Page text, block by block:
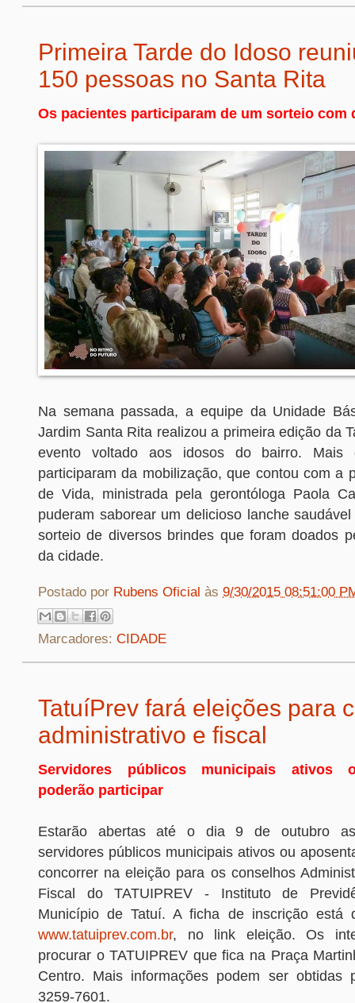
Primeira Tarde do Idoso
150 pessoas no Santa Rita
Os pacientes participaram de um sorteio com
Na semana passada, a equipe da Unidade
Jardim Santa Rita realizou a primeira edição da
evento voltado aos idosos do bairro. Mais
participaram da mobilização, que contou com a
de Vida, ministrada pela gerontóloga Paola
puderam saborear um delicioso lanche
sorteio de diversos brindes que foram doados
da cidade.
Postado por Rubens Oficial às 9/30/2015 08:51:00
Marcadores: CIDADE
TatuíPrev fará eleições para
administrativo e fiscal
Servidores públicos municipais ativos
poderão participar
Estarão abertas até o dia 9 de outubro
servidores públicos municipais ativos ou
concorrer na eleição para os conselhos
Fiscal do TATUIPREV - Instituto de
Município de Tatuí. A ficha de inscrição está
www.tatuiprev.com.br, no link eleição. Os
procurar o TATUIPREV que fica na Praça
Centro. Mais informações podem ser obtidas
3259-7601.